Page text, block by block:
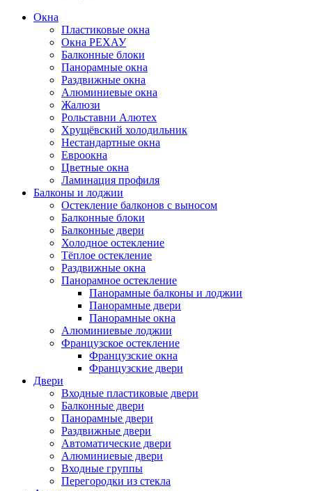
Окна
Пластиковые окна
Окна РЕХАУ
Балконные блоки
Панорамные окна
Раздвижные окна
Алюминиевые окна
Жалюзи
Рольставни Алютех
Хрущёвский холодильник
Нестандартные окна
Евроокна
Цветные окна
Ламинация профиля
Балконы и лоджии
Остекление балконов с выносом
Балконные блоки
Балконные двери
Холодное остекление
Тёплое остекление
Раздвижные окна
Панорамное остекление
Панорамные балконы и лоджии
Панорамные двери
Панорамные окна
Алюминиевые лоджии
Французское остекление
Французские окна
Французские двери
Двери
Входные пластиковые двери
Балконные двери
Панорамные двери
Раздвижные двери
Автоматические двери
Алюминиевые двери
Входные группы
Перегородки из стекла